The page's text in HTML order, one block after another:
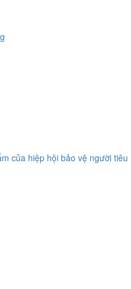
của hiệp hội bảo vệ người tiêu